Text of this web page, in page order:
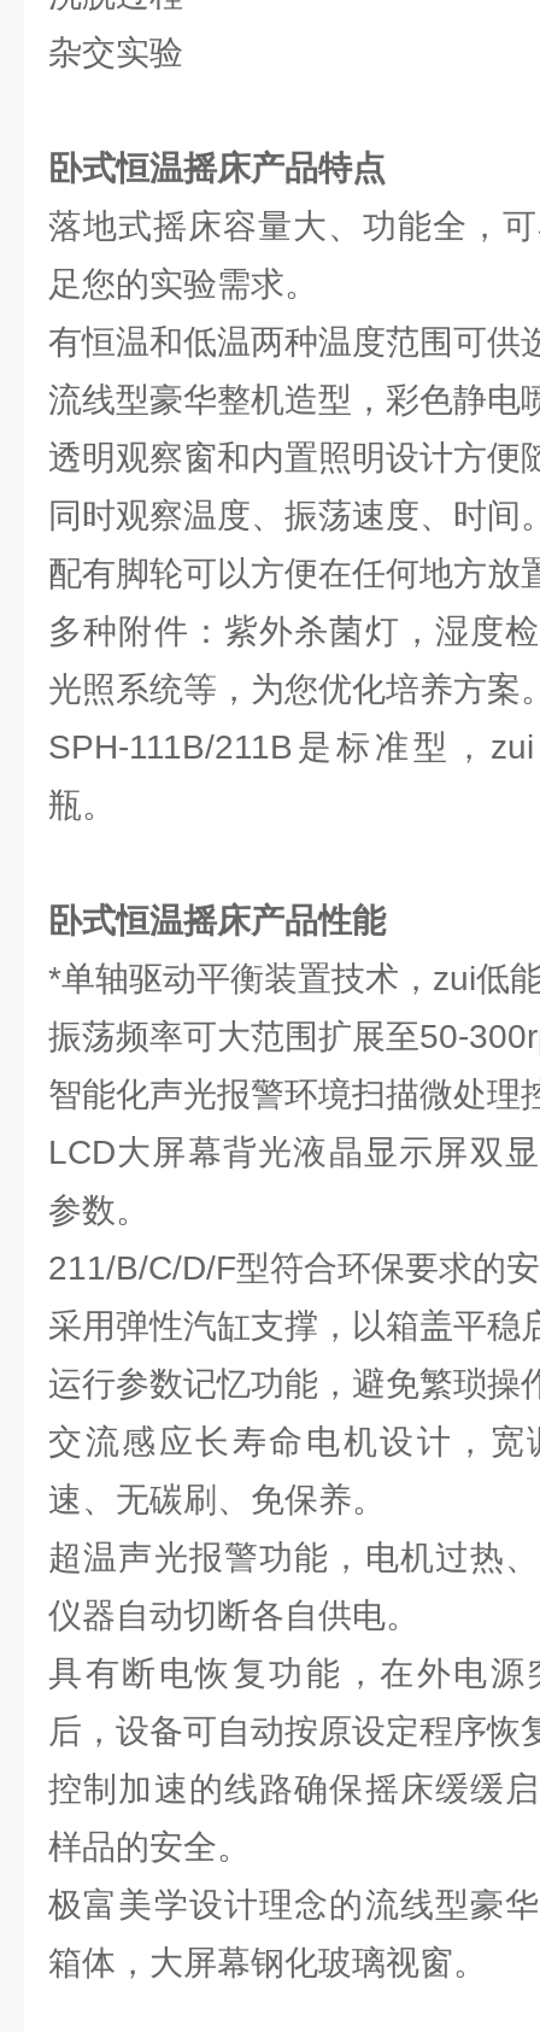
杂交实验
卧式恒温摇床产品特点
落地式摇床容量大、功能全，
足您的实验需求。
有恒温和低温两种温度范围可供
流线型豪华整机造型，彩色静电
透明观察窗和内置照明设计方便
同时观察温度、振荡速度、时间
配有脚轮可以方便在任何地方放
多种附件：紫外杀菌灯，湿度
光照系统等，为您优化培养方案
SPH-111B/211B是标准型，
瓶。
卧式恒温摇床产品性能
*单轴驱动平衡装置技术，zui低
振荡频率可大范围扩展至50-
智能化声光报警环境扫描微处理
LCD大屏幕背光液晶显示屏双
参数。
211/B/C/D/F型符合环保要求的
采用弹性汽缸支撑，以箱盖平稳
运行参数记忆功能，避免繁琐操
交流感应长寿命电机设计，
速、无碳刷、免保养。
超温声光报警功能，电机过热
仪器自动切断各自供电。
具有断电恢复功能，在外电源
后，设备可自动按原设定程序恢
控制加速的线路确保摇床缓缓
样品的安全。
极富美学设计理念的流线型豪
箱体，大屏幕钢化玻璃视窗。